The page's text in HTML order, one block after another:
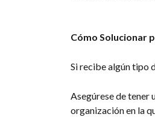
Cómo Solucionar
Si recibe algún tipo
Asegúrese de tener
organización en la